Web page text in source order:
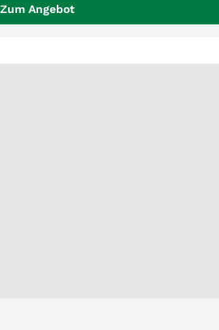
Zum Angebot